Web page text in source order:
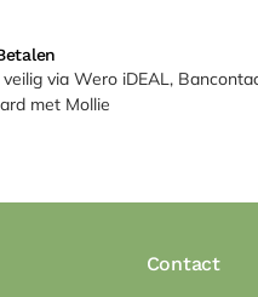
via Wero iDEAL,
met Mollie
Contact